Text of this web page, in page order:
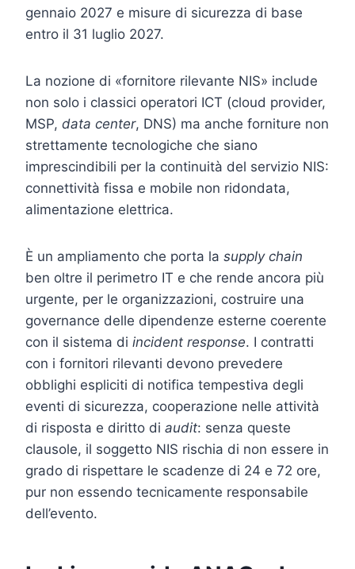
gennaio 2027 e misure di sicurezza di base
entro il 31 luglio 2027.
La nozione di «fornitore rilevante NIS» include
non solo i classici operatori ICT (cloud provider,
MSP, data center, DNS) ma anche forniture non
strettamente tecnologiche che siano
imprescindibili per la continuità del servizio NIS:
connettività fissa e mobile non ridondata,
alimentazione elettrica.
È un ampliamento che porta la supply chain
ben oltre il perimetro IT e che rende ancora più
urgente, per le organizzazioni, costruire una
governance delle dipendenze esterne coerente
con il sistema di incident response. I contratti
con i fornitori rilevanti devono prevedere
obblighi espliciti di notifica tempestiva degli
eventi di sicurezza, cooperazione nelle attività
di risposta e diritto di audit: senza queste
clausole, il soggetto NIS rischia di non essere in
grado di rispettare le scadenze di 24 e 72 ore,
pur non essendo tecnicamente responsabile
dell’evento.